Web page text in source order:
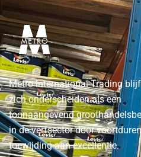
Metro International Trading
zich onderscheiden als een
toonaangevend
in de verfsector door
toewijding aan excellentie.